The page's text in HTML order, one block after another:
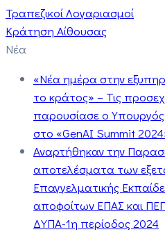
Τραπεζικοί Λογαριασμοί
Κράτηση Αίθουσας
Νέα
«Νέα ημέρα στην
το κράτος» – Τις
παρουσίασε ο
στο «GenAI Summit
Αναρτήθηκαν την
αποτελέσματα των
Επαγγελματικής
αποφοίτων ΕΠΑΣ και
ΔΥΠΑ-1η περίοδος 2024